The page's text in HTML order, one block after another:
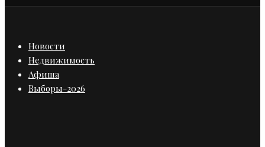
Новости
Недвижимость
Афиша
Выборы-2026